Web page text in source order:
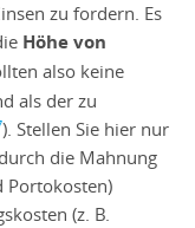
zu fordern. Es
Höhe von
also keine
als der zu
). Stellen Sie hier nur
die Mahnung
Portokosten)
(z. B.